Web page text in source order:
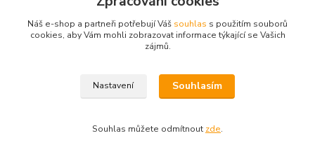
Náš e-shop a partneři potřebují Váš souhlas s použitím souborů
cookies, aby Vám mohli zobrazovat informace týkající se Vašich
zájmů.
Nastavení Souhlasím
Souhlas můžete odmítnout zde.